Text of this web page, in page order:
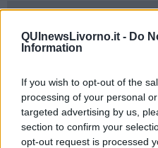
QUInewsLivorno.it - Do
Information
If you wish to opt-out of the
processing of your personal
targeted advertising by us,
section to confirm your
opt-out request is processed
LIVORNO — "L’Azienda USL
cordoglio per la scomparsa del
primario di Medicina
venuto a mancare all’età di 89
Si legge in una nota dell'Asl.